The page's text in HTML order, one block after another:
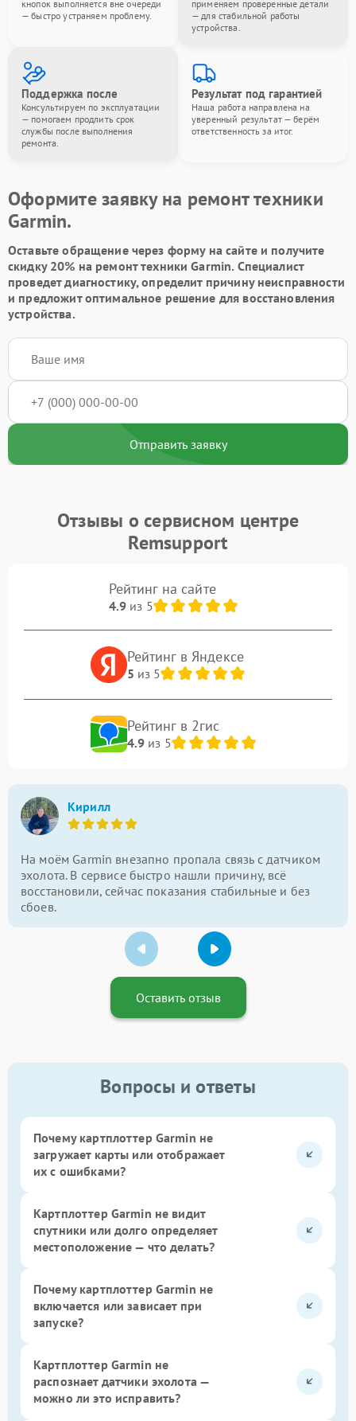
кнопок выполняется вне очереди
— быстро устраняем проблему.
применяем проверенные детали
— для стабильной работы
устройства.
Поддержка после
Консультируем по эксплуатации
— помогаем продлить срок
службы после выполнения
ремонта.
Результат под гарантией
Наша работа направлена на
уверенный результат — берём
ответственность за итог.
Оформите заявку на ремонт техники
Garmin.
Оставьте обращение через форму на сайте и получите
скидку 20% на ремонт техники Garmin. Специалист
проведет диагностику, определит причину неисправности
и предложит оптимальное решение для восстановления
устройства.
Отправить заявку
Отзывы о сервисном центре
Remsupport
Рейтинг на сайте
4.9из 5
Рейтинг в Яндексе
5 из 5
Рейтинг в 2гис
4.9из 5
Кирилл
На моём Garmin внезапно пропала связь с датчиком
эхолота. В сервисе быстро нашли причину, всё
восстановили, сейчас показания стабильные и без
сбоев.
Оставить отзыв
Вопросы и ответы
Почему картплоттер Garmin не
загружает карты или отображает
их с ошибками?
Картплоттер Garmin не видит
спутники или долго определяет
местоположение — что делать?
Почему картплоттер Garmin не
включается или зависает при
запуске?
Картплоттер Garmin не
распознает датчики эхолота —
можно ли это исправить?